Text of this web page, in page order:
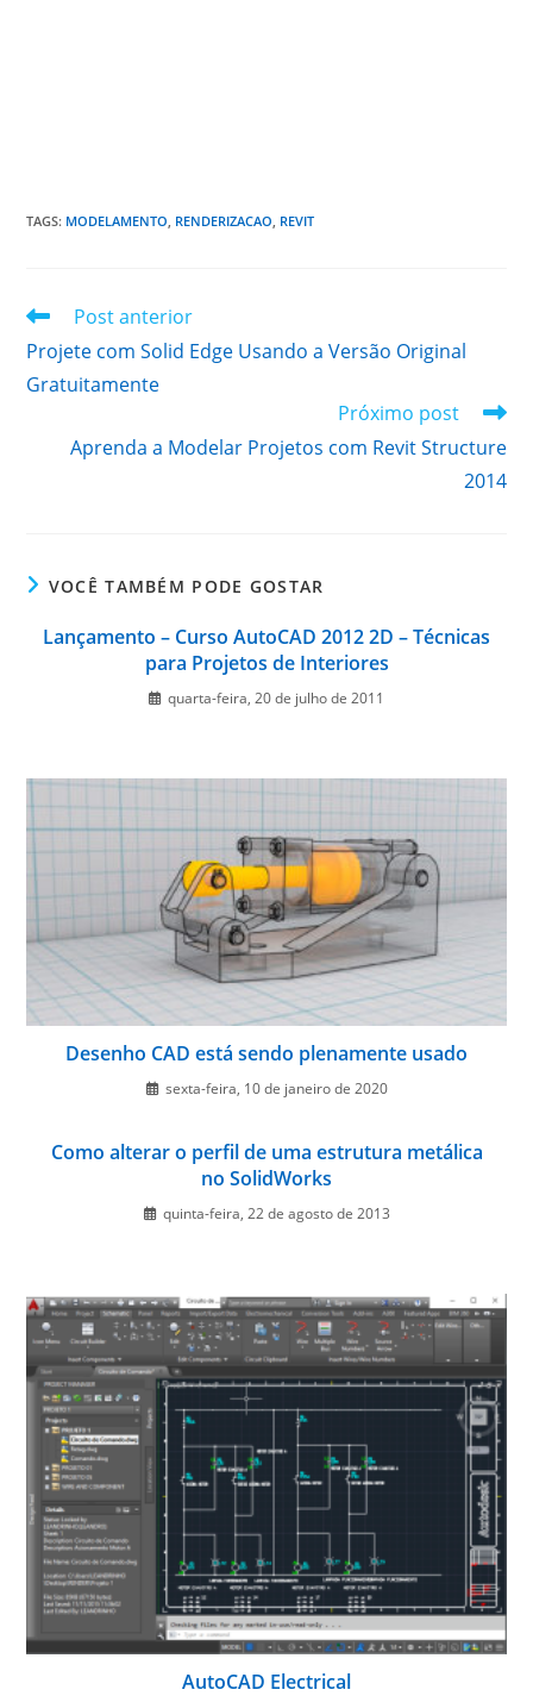
TAGS: MODELAMENTO, RENDERIZACAO, REVIT
Leia
artigos
Post anterior
Projete com Solid Edge Usando a Versão Original
Gratuitamente
Próximo post
Aprenda a Modelar Projetos com Revit Structure
2014
VOCÊ TAMBÉM PODE GOSTAR
Lançamento – Curso AutoCAD 2012 2D – Técnicas
para Projetos de Interiores
quarta-feira, 20 de julho de 2011
Desenho CAD está sendo plenamente usado
sexta-feira, 10 de janeiro de 2020
Como alterar o perfil de uma estrutura metálica
no SolidWorks
quinta-feira, 22 de agosto de 2013
AutoCAD Electrical